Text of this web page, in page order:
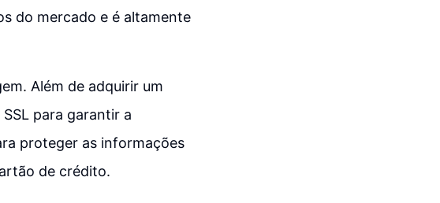
do mercado e é altamente
Além de adquirir um
para garantir a
proteger as informações
de crédito.